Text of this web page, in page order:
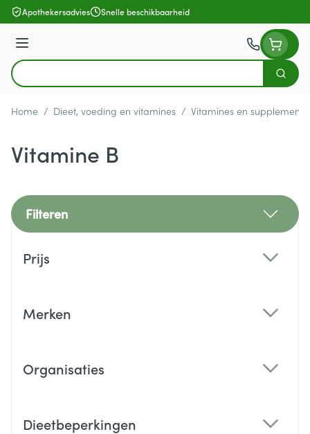
Ga naar de inhoud
Apothekersadvies Snelle beschikbaarheid
Menu
Product, merk, categorie...
Zoek
Home / Dieet, voeding en vitamines / Vitamines en
Vitamine B
Filteren
Prijs
Merken
Organisaties
Dieetbeperkingen